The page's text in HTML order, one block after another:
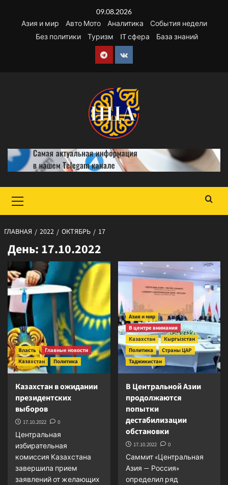
содержимому
09.08.2026
Азия и мир
Авто Мото Аналитика
События недели
Без политики
Туризм IT сфера База знаний
Telegram
VK
меню
ГЛАВНАЯ 2022 ОКТЯБРЬ 17
День: 17.10.2022
Власть
Главные новости
Казахстан
Политика
Казахстан в ожидании
президентских
выборов
17.10.2022 0
Центральная
избирательная
комиссия Казахстана
завершила прием
заявлений от желающих
Азия и мир
В центре внимания
Казахстан
Кыргызстан
Политика
Страны ЦАР
Таджикистан
В Центральной Азии
продолжаются
попытки
дестабилизации
обстановки
17.10.2022 0
Саммит «Центральная
Азия — Россия»
определил ряд